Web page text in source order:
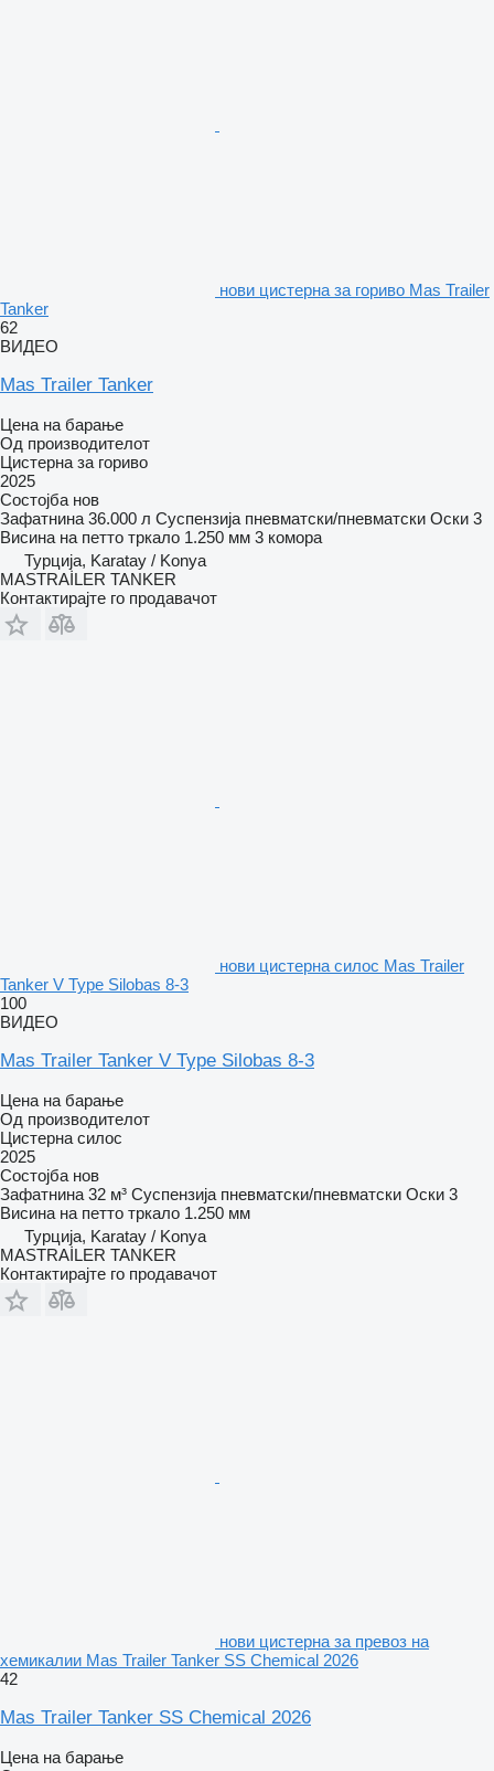
нови цистерна за гориво Mas Trailer
Tanker
62
ВИДЕО
Mas Trailer Tanker
Цена на барање
Од производителот
Цистерна за гориво
2025
Состојба нов
Зафатнина 36.000 л Суспензија пневматски/пневматски Оски 3
Висина на петто тркало 1.250 мм 3 комора
Турција, Karatay / Konya
MASTRAİLER TANKER
Контактирајте го продавачот
нови цистерна силос Mas Trailer
Tanker V Type Silobas 8-3
100
ВИДЕО
Mas Trailer Tanker V Type Silobas 8-3
Цена на барање
Од производителот
Цистерна силос
2025
Состојба нов
Зафатнина 32 м³ Суспензија пневматски/пневматски Оски 3
Висина на петто тркало 1.250 мм
Турција, Karatay / Konya
MASTRAİLER TANKER
Контактирајте го продавачот
нови цистерна за превоз на
хемикалии Mas Trailer Tanker SS Chemical 2026
42
Mas Trailer Tanker SS Chemical 2026
Цена на барање